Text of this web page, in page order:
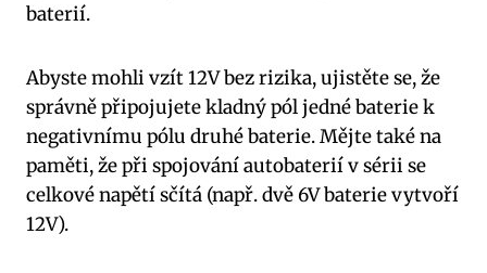
baterií.
Abyste mohli vzít 12V bez rizika, ujistěte se, že
správně připojujete kladný pól jedné baterie k
negativnímu pólu druhé baterie. Mějte také na
paměti, že při spojování autobaterií v sérii se
celkové napětí sčítá (např. dvě 6V baterie vytvoří
12V).